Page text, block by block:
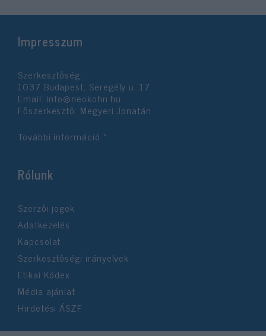
Impresszum
Szerkesztőség:
1037 Budapest, Seregély u. 17.
Email: info@neokohn.hu
Főszerkesztő: Megyeri Jonatán
További információ »
Rólunk
Szerzői jogok
Adatkezelés
Kapcsolat
Szerkesztőségi irányelvek
Etikai Kódex
Média ajánlat
Hirdetési ÁSZF